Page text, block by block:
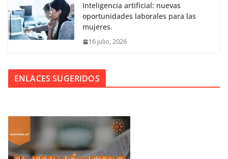
Inteligencia artificial: nuevas
oportunidades laborales para las
mujeres.
16 julio, 2026
ENLACES SUGERIDOS